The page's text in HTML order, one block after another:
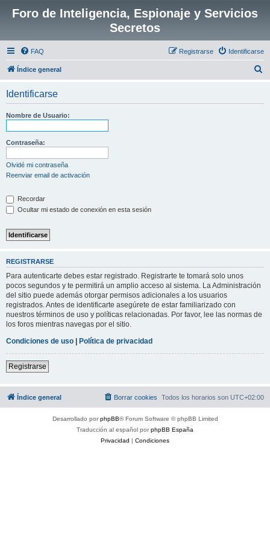
Foro de Inteligencia, Espionaje y Servicios
Secretos
FAQ Identificarse
Registrarse
Índice general
Identificarse
Nombre de Usuario:
Contraseña:
Olvidé mi contraseña
Reenviar email de activación
Recordar
Ocultar mi estado de conexión en esta sesión
REGISTRARSE
Para autenticarte debes estar registrado. Registrarte te tomará solo unos
pocos segundos y te permitirá un amplio acceso al sistema. La Administración
del sitio puede además otorgar permisos adicionales a los usuarios
registrados. Antes de identificarte asegúrete de estar familiarizado con
nuestros términos de uso y políticas relacionadas. Por favor, lee las normas de
los foros mientras navegas por el sitio.
Condiciones de uso | Política de privacidad
Registrarse
Índice general Todos los horarios son UTC+02:00
Borrar cookies
Desarrollado porphpBB® Forum Software © phpBB Limited
Traducción al español porphpBB España
Privacidad | Condiciones